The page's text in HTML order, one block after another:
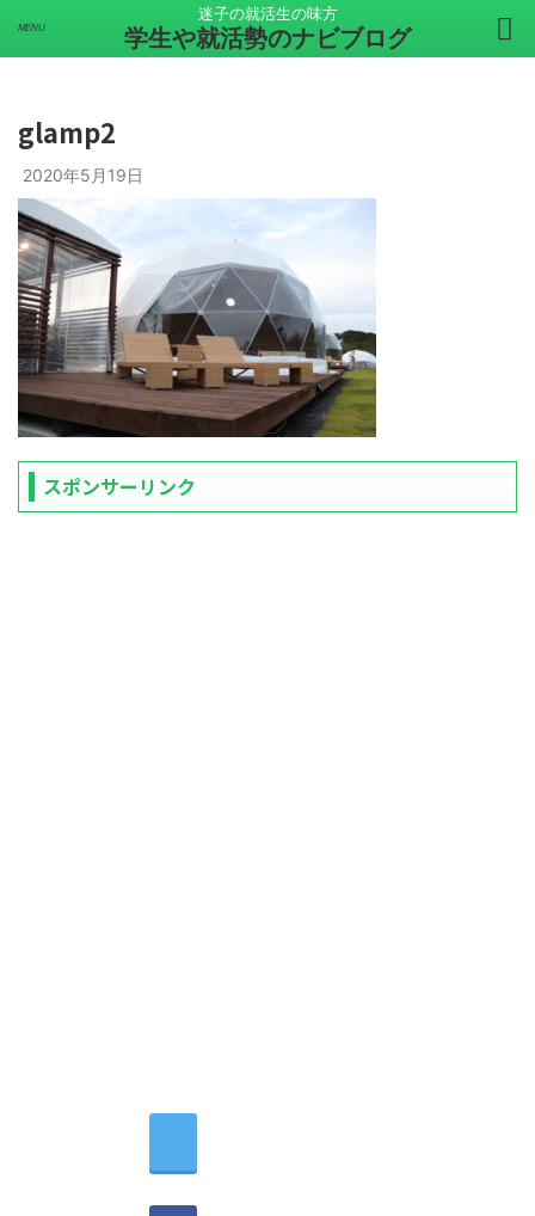
迷子の就活生の味方
学生や就活勢のナビブログ
glamp2
2020年5月19日
スポンサーリンク